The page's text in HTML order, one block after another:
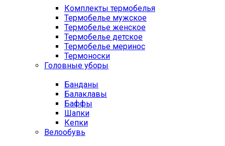
Комплекты термобелья
Термобелье мужское
Термобелье женское
Термобелье детское
Термобелье меринос
Термоноски
Головные уборы
Банданы
Балаклавы
Баффы
Шапки
Кепки
Велообувь